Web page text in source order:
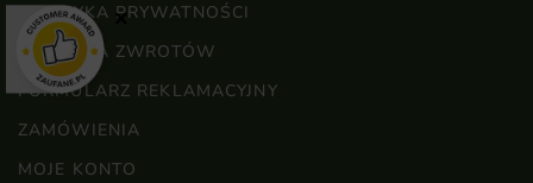
POLITYKA PRYWATNOŚCI
POLITYKA ZWROTÓW
FORMULARZ REKLAMACYJNY
ZAMÓWIENIA
MOJE KONTO
×